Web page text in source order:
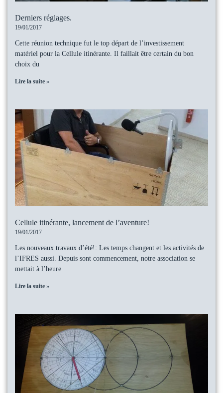
Derniers réglages.
19/01/2017
Cette réunion technique fut le top départ de l’investissement
matériel pour la Cellule itinérante. Il faillait être certain du bon
choix du
Lire la suite »
Cellule itinérante, lancement de l’aventure!
19/01/2017
Les nouveaux travaux d’été!: Les temps changent et les activités de
l’IFRES aussi. Depuis sont commencement, notre association se
mettait à l’heure
Lire la suite »